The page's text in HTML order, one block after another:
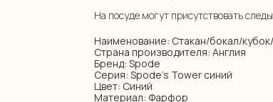
На посуде могут присутствовать
Наименование: Стакан/бокал/
Страна производителя: Англия
Бренд: Spode
Серия: Spode's Tower синий
Цвет: Синий
Материал: Фарфор